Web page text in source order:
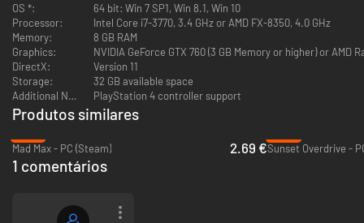
OS *:
64 bit: Win 7 SP1, Win 8.1, Win 10
Processor:
Intel Core i7-3770, 3.4 GHz or AMD FX-8350, 4.0 GHz
Memory:
8 GB RAM
Graphics:
NVIDIA GeForce GTX 760 (3 GB Memory or higher) or AMD
DirectX:
Version 11
Storage:
32 GB available space
Additional Notes:
PlayStation 4 controller support
Produtos similares
Mad Max - PC (Steam)
2.69 €Sunset Overdrive -
1 comentários